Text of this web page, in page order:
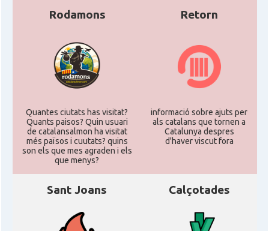
Rodamons
Quantes ciutats has visitat?
Quants paisos? Quin usuari
de catalansalmon ha visitat
més països i cuutats? quins
son els que mes agraden i els
que menys?
Retorn
informació sobre ajuts per
als catalans que tornen a
Catalunya despres
d'haver viscut fora
Sant Joans Calçotades